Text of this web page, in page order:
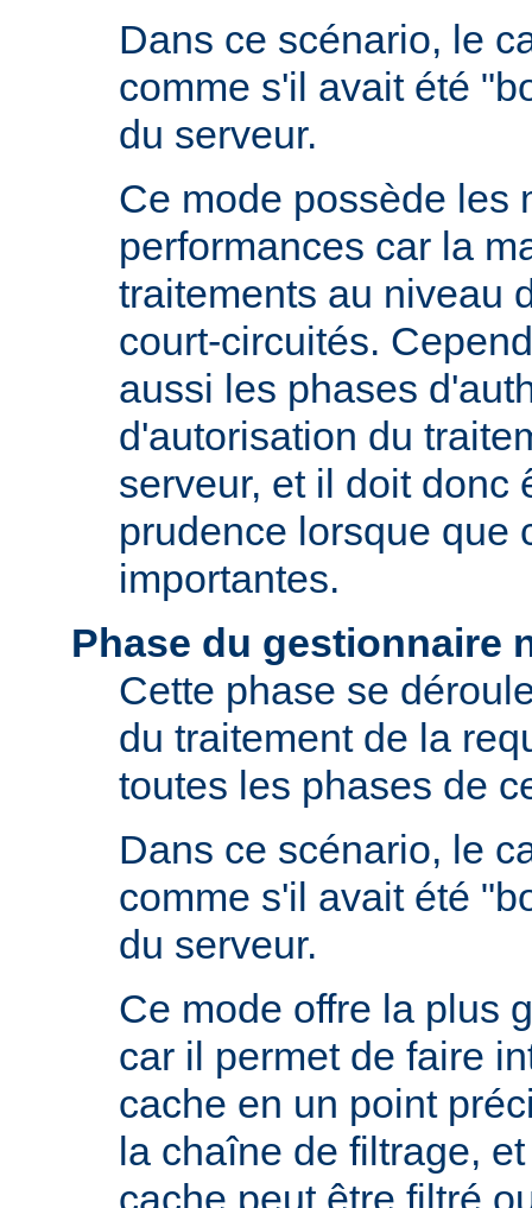
Dans ce scénario, le
comme s'il avait été
du serveur.
Ce mode possède les
performances car la
traitements au niveau
court-circuités.
aussi les phases
d'autorisation du
serveur, et il doit donc
prudence lorsque que
importantes.
Phase du gestionnaire
Cette phase se
du traitement de la
toutes les phases de
Dans ce scénario, le
comme s'il avait été
du serveur.
Ce mode offre la plus
car il permet de faire
cache en un point
la chaîne de filtrage,
cache peut être filtré